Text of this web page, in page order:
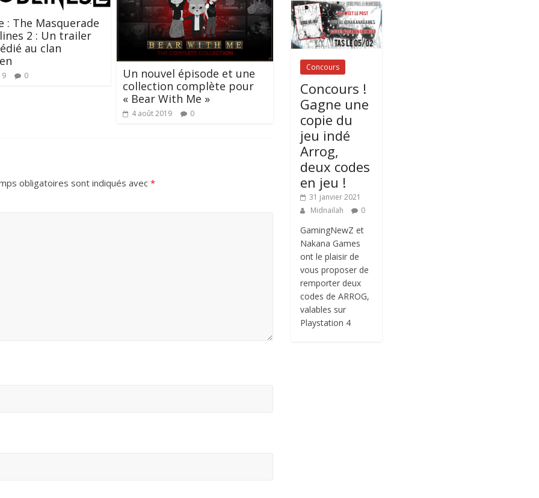
: The Masquerade
2 : Un trailer
au clan
0
Un nouvel épisode et une
collection complète pour
« Bear With Me »
4 août 2019 0
obligatoires sont indiqués avec *
Concours
Concours !
Gagne une
copie du
jeu indé
Arrog,
deux codes
en jeu !
31 janvier 2021
Midnailah
0
GamingNewZ et
Nakana Games
ont le plaisir de
vous proposer de
remporter deux
codes de ARROG,
valables sur
Playstation 4